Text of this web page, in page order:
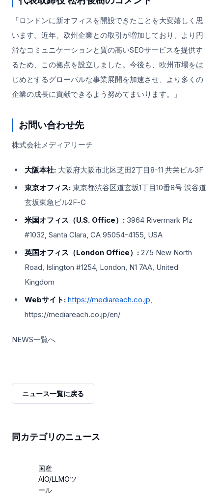
「ロンドンに新オフィスを開設できたことを大変嬉しく思
います。近年、欧州企業との取引が増加しており、より円
滑なコミュニケーションと質の高いSEOサービスを提供す
るため、この拠点を設立しました。今後も、欧州市場をは
じめとするグローバルな事業展開を加速させ、より多くの
企業の成長に貢献できるよう努めてまいります。」
お問い合わせ先
株式会社メディアリーチ
大阪本社:大阪府大阪市北区芝田2丁目8-11 共栄ビル3F
東京オフィス:東京都渋谷区道玄坂1丁目10番8号 渋谷道
玄坂東急ビル2F-C
米国オフィス（U.S. Office）:3964 Rivermark Plz
#1032, Santa Clara, CA 95054-4155, USA
英国オフィス（London Office）:275 New North
Road, Islington #1254, London, N1 7AA, United
Kingdom
Webサイト: https://mediareach.co.jp,
https://mediareach.co.jp/en/
NEWS一覧へ
ニュース一覧に戻る
同カテゴリのニュース
国産
AIO/LLMOツ
ール